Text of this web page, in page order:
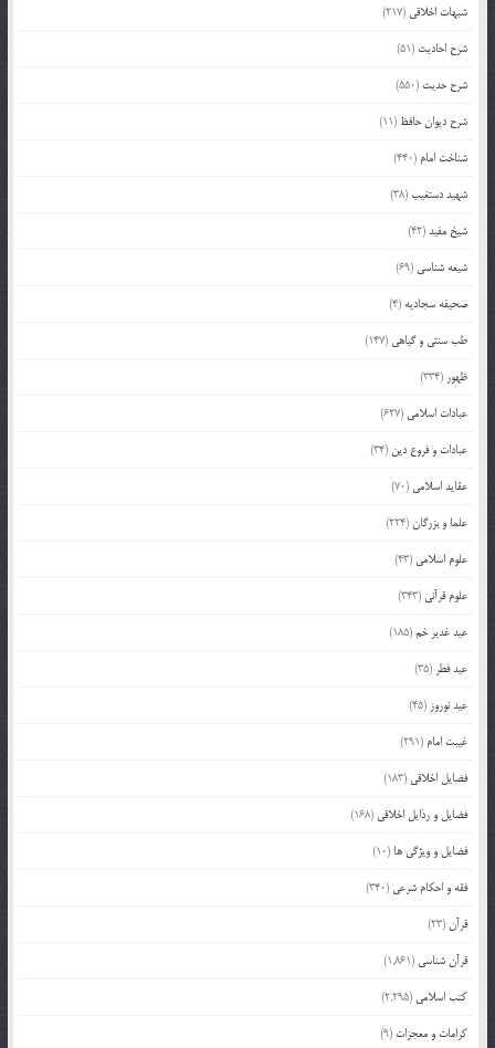
شبهات اخلاقی (217)
شرح احادیث (51)
شرح حدیث (550)
شرح دیوان حافظ (11)
شناخت امام (440)
شهید دستغیب(38)
شیخ مفید(42)
شیعه شناسی (69)
صحیفه سجادیه (4)
طب سنتی و گیاهی (147)
ظهور (334)
عبادات اسلامی (627)
عبادات و فروع دین (34)
عقاید اسلامی (70)
علما و بزرگان(224)
علوم اسلامی (43)
علوم قرآنی (343)
عید غدیر خم(185)
عید فطر (35)
عید نوروز (45)
غیبت امام (291)
فضایل اخلاقی (183)
فضایل و رذایل اخلاقی (168)
فضایل و ویژگی ها (10)
فقه و احکام شرعی (340)
قرآن(23)
قرآن شناسی (1,861)
کتب اسلامی (2,295)
کرامات و معجزات (9)